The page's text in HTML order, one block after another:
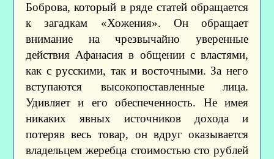
Боброва, который в ряде статей обращается
к загадкам «Хожения». Он обращает
внимание на чрезвычайно уверенные
действия Афанасия в общении с властями,
как с русскими, так и восточными. За него
вступаются высокопоставленные лица.
Удивляет и его обеспеченность. Не имея
никаких явных источников дохода и
потеряв весь товар, он вдруг оказывается
владельцем жеребца стоимостью сто рублей